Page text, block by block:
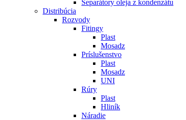
Separátory oleja z kondenzátu
Distribúcia
Rozvody
Fitingy
Plast
Mosadz
Príslušenstvo
Plast
Mosadz
UNI
Rúry
Plast
Hliník
Náradie